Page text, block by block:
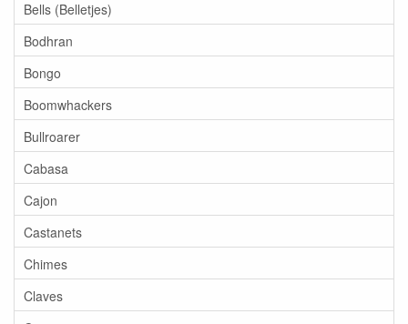
Bells (Belletjes)
Bodhran
Bongo
Boomwhackers
Bullroarer
Cabasa
Cajon
Castanets
Chimes
Claves